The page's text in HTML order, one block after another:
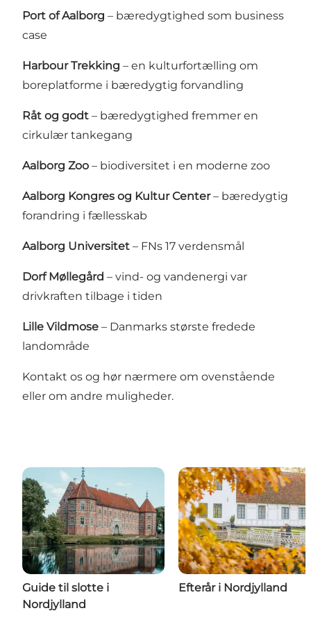
Port of Aalborg – bæredygtighed som business
case
Harbour Trekking – en kulturfortælling om
boreplatforme i bæredygtig forvandling
Råt og godt – bæredygtighed fremmer en
cirkulær tankegang
Aalborg Zoo – biodiversitet i en moderne zoo
Aalborg Kongres og Kultur Center– bæredygtig
forandring i fællesskab
Aalborg Universitet – FNs 17 verdensmål
Dorf Møllegård – vind- og vandenergi var
drivkraften tilbage i tiden
Lille Vildmose – Danmarks største fredede
landområde
Kontakt os og hør nærmere om ovenstående
eller om andre muligheder.
Guide til slotte i
Nordjylland
Efterår i Nordjylland